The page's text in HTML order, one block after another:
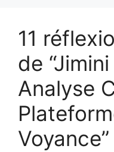
11
de
Analyse
Voyance”